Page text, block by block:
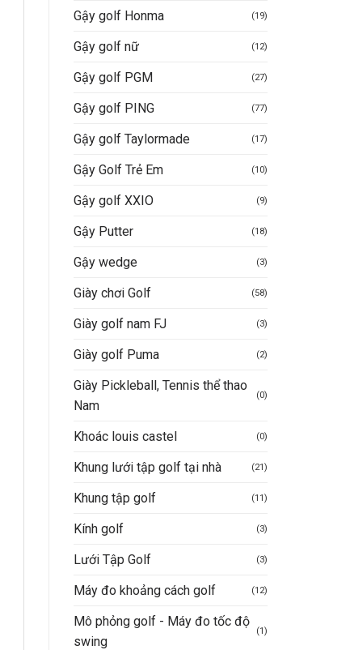
Gậy golf Honma (19)
Gậy golf nữ (12)
Gậy golf PGM (27)
Gậy golf PING (77)
Gậy golf Taylormade (17)
Gậy Golf Trẻ Em (10)
Gậy golf XXIO (9)
Gậy Putter (18)
Gậy wedge (3)
Giày chơi Golf (58)
Giày golf nam FJ (3)
Giày golf Puma (2)
Giày Pickleball, Tennis thể thao
Nam
(0)
Khoác louis castel (0)
Khung lưới tập golf tại nhà (21)
Khung tập golf (11)
Kính golf (3)
Lưới Tập Golf (3)
Máy đo khoảng cách golf (12)
Mô phỏng golf - Máy đo tốc độ
swing
(1)